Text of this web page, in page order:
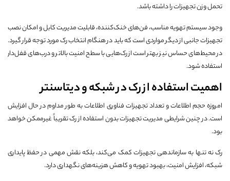
تحمل وزن تجهیزات را داشته باشد.
وجود سیستم تهویه مناسب، فن‌های خنک‌کننده، قابلیت مدیریت کابل و امکان نصب
تجهیزات جانبی از دیگر مواردی است که باید در هنگام انتخاب رک مورد توجه قرار گیرد.
در محیط‌های حساس نیز بهتر است از رک‌هایی با سطح امنیت بالاتر و درب‌های قفل‌دار
استفاده شود.
اهمیت استفاده از رک در شبکه و دیتاسنتر
امروزه حجم اطلاعات و تعداد تجهیزات فناوری اطلاعات به طور مداوم در حال افزایش
است. در چنین شرایطی مدیریت تجهیزات بدون استفاده از رک تقریباً غیرممکن خواهد
بود.
رک نه تنها به سازماندهی تجهیزات کمک می‌کند، بلکه نقش مهمی در حفظ پایداری
شبکه، افزایش امنیت، بهبود تهویه و کاهش هزینه‌های نگهداری دارد.